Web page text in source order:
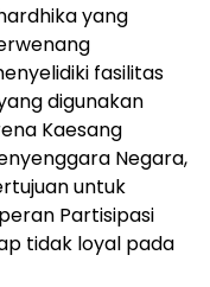
yang
fasilitas
digunakan
Kaesang
Negara,
untuk
Partisipasi
tidak loyal pada